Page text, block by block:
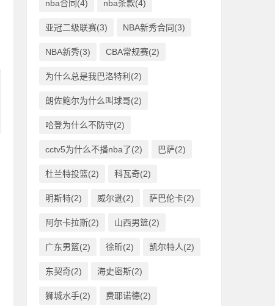
nba合同(4) nba条款(4)
亚冠二级联赛(3) NBA新秀合同(3)
NBA新秀(3) CBA常规赛(2)
为什么总是我巴洛特利(2)
朗佐鲍尔为什么叫球哥(2)
哈登为什么不防守(2)
cctv5为什么不播nba了(2) 巴萨(2)
杜兰特投篮(2) 科瓦奇(2)
明斯特(2) 威尔逊(2) 萨巴伦卡(2)
阿尔卡拉斯(2) 山西男篮(2)
广东男篮(2) 徐昕(2) 凯尔特人(2)
东契奇(2) 海史密斯(2)
狮城水手(2) 费耶诺德(2)